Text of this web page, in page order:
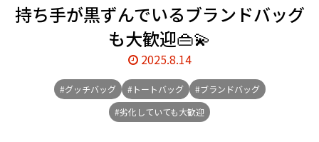
持ち手が黒ずんでいるブランドバッグ
も大歓迎👜💫
2025.8.14
#グッチバッグ #トートバッグ
#ブランドバッグ
#劣化していても大歓迎